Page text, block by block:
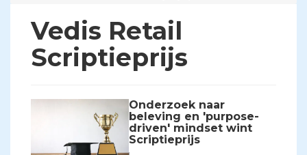
Vedis Retail
Scriptieprijs
Onderzoek naar
beleving en 'purpose-
driven' mindset wint
Scriptieprijs